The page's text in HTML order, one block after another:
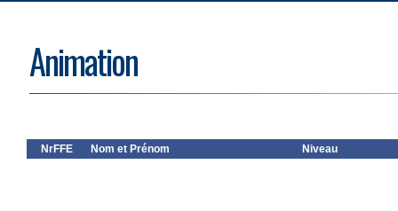
Animation
NrFFE Nom et Prénom Niveau